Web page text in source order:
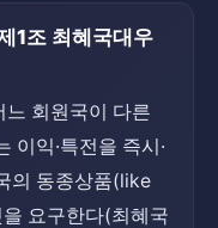
1조 최혜국대우
느 회원국이 다른
이익·특전을 즉시·
의 동종상품(like
요구한다(최혜국